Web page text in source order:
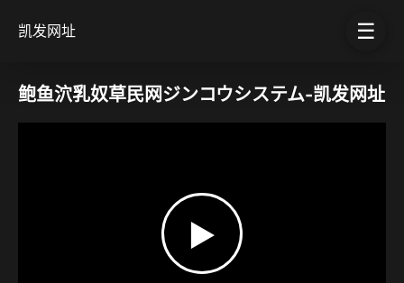
凯发网址 ☰
鲍鱼泬乳奴草民网ジンコウシステム-凯发网址
▶